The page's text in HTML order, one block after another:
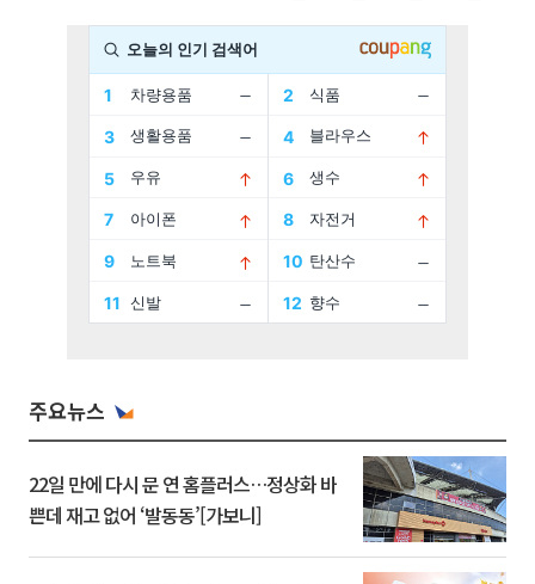
주요뉴스
22일 만에 다시 문 연 홈플러스…정상화 바
쁜데 재고 없어 ‘발동동’[가보니]